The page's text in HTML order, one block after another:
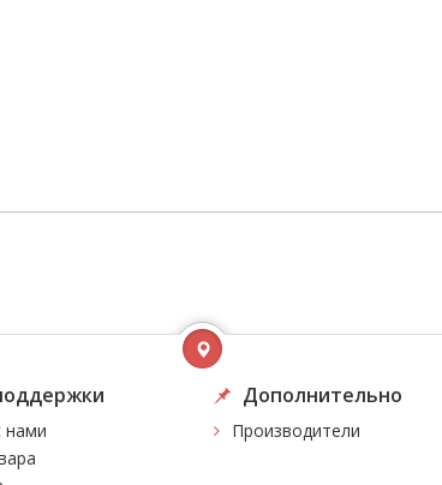
нами
Дополнительно
Производители